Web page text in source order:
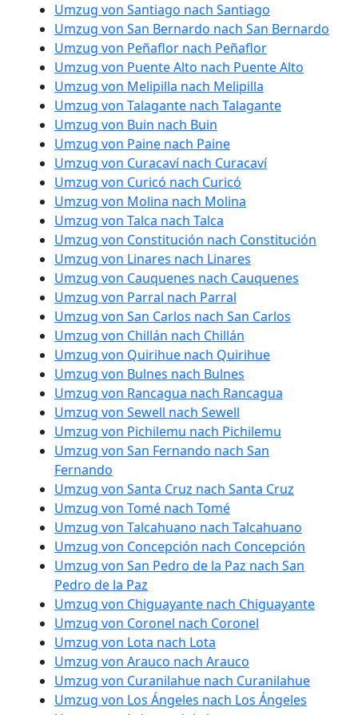
Umzug von Santiago nach Santiago
Umzug von San Bernardo nach San Bernardo
Umzug von Peñaflor nach Peñaflor
Umzug von Puente Alto nach Puente Alto
Umzug von Melipilla nach Melipilla
Umzug von Talagante nach Talagante
Umzug von Buin nach Buin
Umzug von Paine nach Paine
Umzug von Curacaví nach Curacaví
Umzug von Curicó nach Curicó
Umzug von Molina nach Molina
Umzug von Talca nach Talca
Umzug von Constitución nach Constitución
Umzug von Linares nach Linares
Umzug von Cauquenes nach Cauquenes
Umzug von Parral nach Parral
Umzug von San Carlos nach San Carlos
Umzug von Chillán nach Chillán
Umzug von Quirihue nach Quirihue
Umzug von Bulnes nach Bulnes
Umzug von Rancagua nach Rancagua
Umzug von Sewell nach Sewell
Umzug von Pichilemu nach Pichilemu
Umzug von San Fernando nach San
Fernando
Umzug von Santa Cruz nach Santa Cruz
Umzug von Tomé nach Tomé
Umzug von Talcahuano nach Talcahuano
Umzug von Concepción nach Concepción
Umzug von San Pedro de la Paz nach San
Pedro de la Paz
Umzug von Chiguayante nach Chiguayante
Umzug von Coronel nach Coronel
Umzug von Lota nach Lota
Umzug von Arauco nach Arauco
Umzug von Curanilahue nach Curanilahue
Umzug von Los Ángeles nach Los Ángeles